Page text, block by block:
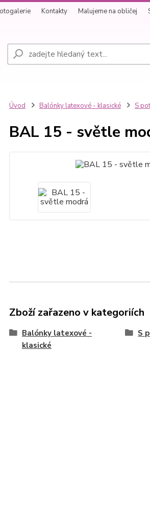
Kontakty Malujeme na obličej
Úvod Balónky latexové - klasické S
BAL 15 - světle
Zboží zařazeno v kategoriích
Balónky latexové -
klasické
S